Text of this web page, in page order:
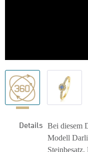
Details Bei diesem
Modell